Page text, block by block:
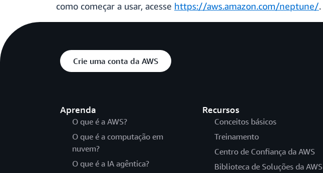
como começar a usar, acesse https://aws.amazon.com/neptune/.
Crie uma conta da AWS
Aprenda
O que é a AWS?
O que é a computação em
nuvem?
O que é a IA agêntica?
Recursos
Conceitos básicos
Treinamento
Centro de Confiança da AWS
Biblioteca de Soluções da AWS